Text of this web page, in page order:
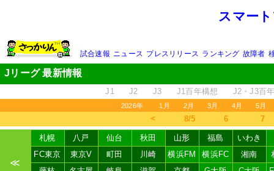
スマー
試合速報 ニュース プレスリリース ランキング 故障者
Jリーグ 最新情報
J1 J2 J3 J1百年構想 J2・J3百
2026年 1月 2月 3月 4月 5月
＜ 8/5 6 7
≪
札幌 八戸 仙台 秋田 山形 福島
いわき
FC東京
東京V 町田 川崎 横浜FM 横浜FC 湘南